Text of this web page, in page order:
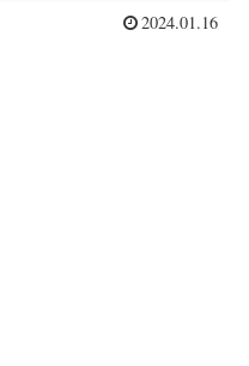
2024.01.16